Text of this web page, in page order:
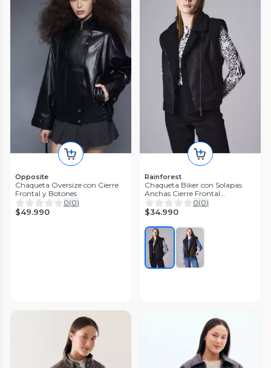
Opposite
Chaqueta Oversize con Cierre
Frontal y Botones
0(0)
$49.990
Rainforest
Chaqueta Biker con Solapas
Anchas Cierre Frontal
Asimétrico
0(0)
$34.990